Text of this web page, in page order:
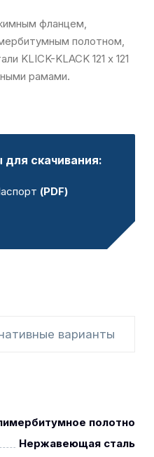
фланцем,
полотном,
KLICK-KLACK 121 х 121
рамами.
скачивания:
(PDF)
варианты
полотно
Нержавеющая сталь